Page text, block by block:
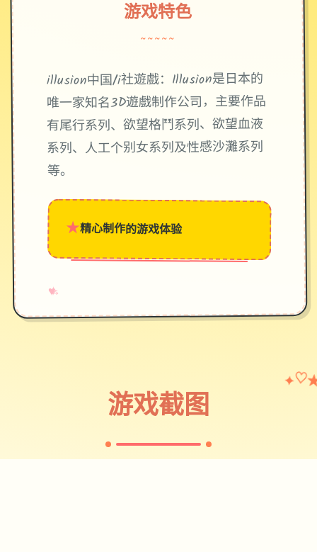
游戏特色
~~~~~
illusion中国/i社遊戲：Illusion是日本的
唯一家知名3D遊戲制作公司，主要作品
有尾行系列、欲望格鬥系列、欲望血液
系列、人工个别女系列及性感沙灘系列
等。
★精心制作的游戏体验
♥
✧
→
游戏截图
✦ ♡